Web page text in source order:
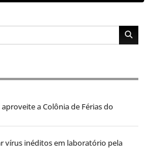
a Colônia de Férias do
vírus inéditos em laboratório pela